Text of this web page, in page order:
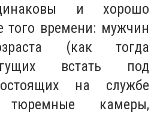
и хорошо
того времени: мужчин
(как тогда
встать под
на службе
камеры,